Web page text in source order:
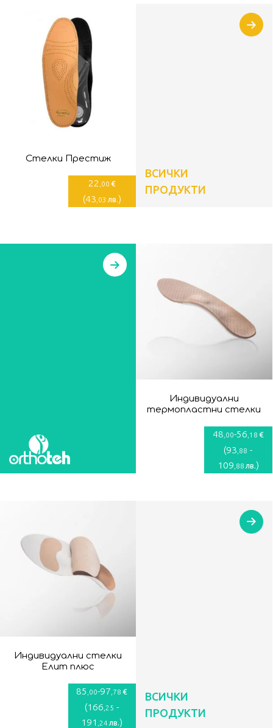
Стелки Престиж
22 ,00 €
(43 ,03 лв.)
ВСИЧКИ
ПРОДУКТИ
Индивидуални
термопластни стелки
48 ,00-56 ,18 €
(93 ,88 -
109 ,88 лв.)
Индивидуални стелки
Елит плюс
85 ,00-97 ,78 €
(166 ,25 -
191 ,24 лв.)
ВСИЧКИ
ПРОДУКТИ